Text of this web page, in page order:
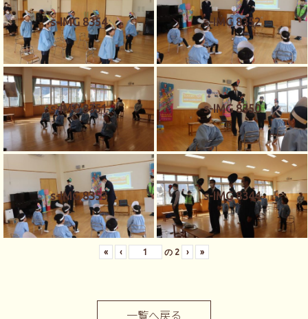
s-IMG 8354 s-IMG 8352
s-IMG 8351 s-IMG 8350
s-IMG 8353 s-IMG 8344
« ‹ の 2 › »
一覧へ戻る